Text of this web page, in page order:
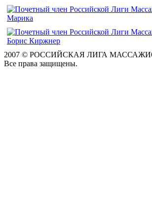
2007 © РОССИЙСКАЯ ЛИГА
Все права защищены.